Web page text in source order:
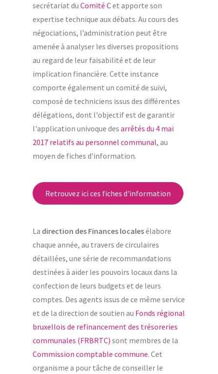
secrétariat du Comité Cet apporte son
expertise technique aux débats. Au cours des
négociations, l’administration peut être
amenée à analyser les diverses propositions
au regard de leur faisabilité et de leur
implication financière. Cette instance
comporte également un comité de suivi,
composé de techniciens issus des différentes
délégations, dont l'objectif est de garantir
l'application univoque des arrêtés du 4 mai
2017 relatifs au personnel communal, au
moyen de fiches d'information.
Retrouvez ici ces fiches d'information
La direction des Finances localesélabore
chaque année, au travers de circulaires
détaillées, une série de recommandations
destinées à aider les pouvoirs locaux dans la
confection de leurs budgets et de leurs
comptes. Des agents issus de ce même service
et de la direction de soutien au Fonds régional
bruxellois de refinancement des trésoreries
communales (FRBRTC) sont membres de la
Commission comptable commune. Cet
organisme a pour tâche de conseiller le